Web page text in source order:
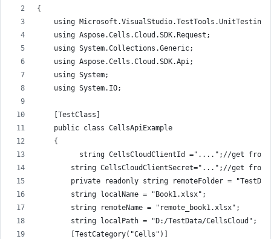
{
    using Microsoft.VisualStudio.TestTools.UnitTesting;
    using Aspose.Cells.Cloud.SDK.Request;
    using System.Collections.Generic;
    using Aspose.Cells.Cloud.SDK.Api;
    using System;
    using System.IO;
    [TestClass]
    public class CellsApiExample
    {
string CellsCloudClientId ="....";//get
string CellsCloudClientSecret="...";//get
private readonly string remoteFolder =
        string localName = "Book1.xlsx";
        string remoteName = "remote_book1.xlsx";
        string localPath = "D:/TestData/CellsCloud";
        [TestCategory("Cells")]